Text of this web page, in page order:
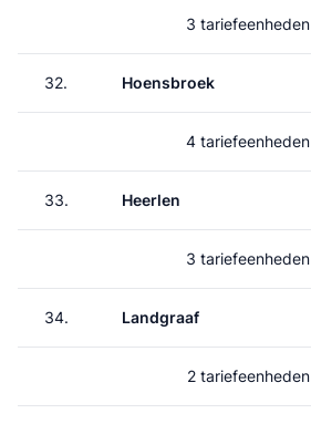
3 tariefeenheden
32. Hoensbroek
4 tariefeenheden
33. Heerlen
3 tariefeenheden
34. Landgraaf
2 tariefeenheden